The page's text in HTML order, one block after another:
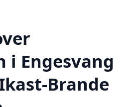
i Engesvang
Brande